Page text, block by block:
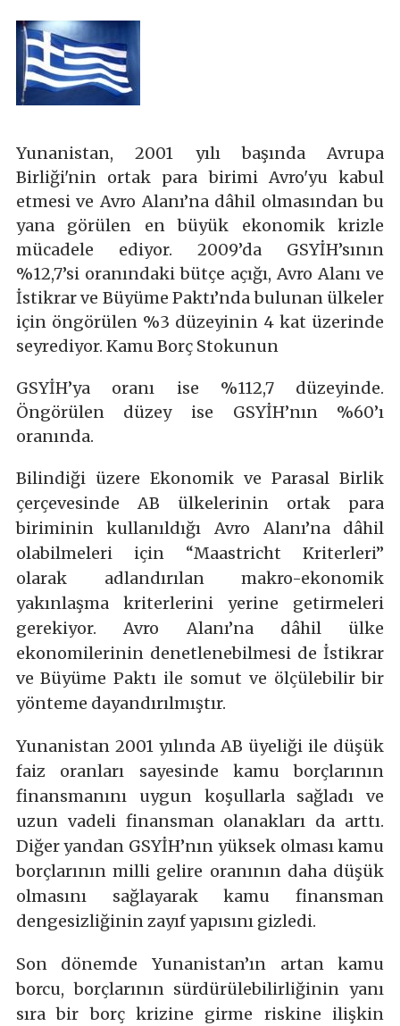
Yunanistan, 2001 yılı başında Avrupa
Birliği'nin ortak para birimi Avro'yu kabul
etmesi ve Avro Alanı’na dâhil olmasından bu
yana görülen en büyük ekonomik krizle
mücadele ediyor. 2009’da GSYİH’sının
%12,7’si oranındaki bütçe açığı, Avro Alanı ve
İstikrar ve Büyüme Paktı’nda bulunan ülkeler
için öngörülen %3 düzeyinin 4 kat üzerinde
seyrediyor. Kamu Borç Stokunun
GSYİH’ya oranı ise %112,7 düzeyinde.
Öngörülen düzey ise GSYİH’nın %60’ı
oranında.
Bilindiği üzere Ekonomik ve Parasal Birlik
çerçevesinde AB ülkelerinin ortak para
biriminin kullanıldığı Avro Alanı’na dâhil
olabilmeleri için “Maastricht Kriterleri”
olarak adlandırılan makro-ekonomik
yakınlaşma kriterlerini yerine getirmeleri
gerekiyor. Avro Alanı’na dâhil ülke
ekonomilerinin denetlenebilmesi de İstikrar
ve Büyüme Paktı ile somut ve ölçülebilir bir
yönteme dayandırılmıştır.
Yunanistan 2001 yılında AB üyeliği ile düşük
faiz oranları sayesinde kamu borçlarının
finansmanını uygun koşullarla sağladı ve
uzun vadeli finansman olanakları da arttı.
Diğer yandan GSYİH’nın yüksek olması kamu
borçlarının milli gelire oranının daha düşük
olmasını sağlayarak kamu finansman
dengesizliğinin zayıf yapısını gizledi.
Son dönemde Yunanistan’ın artan kamu
borcu, borçlarının sürdürülebilirliğinin yanı
sıra bir borç krizine girme riskine ilişkin